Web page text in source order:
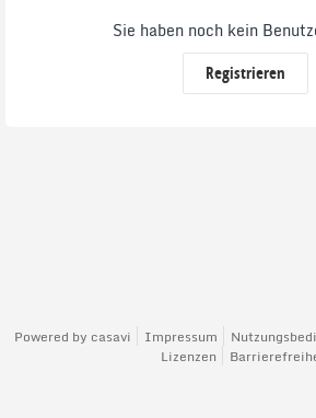
Sie haben noch kein
Registrieren
Powered by casavi Impressum
Lizenzen